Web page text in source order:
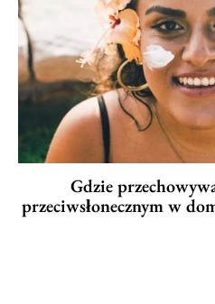
Gdzie
przeciwsłonecznym w